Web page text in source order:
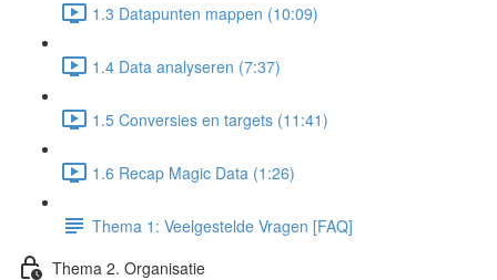
1.3 Datapunten mappen (10:09)
1.4 Data analyseren (7:37)
1.5 Conversies en targets (11:41)
1.6 Recap Magic Data (1:26)
Thema 1: Veelgestelde Vragen [FAQ]
Thema 2. Organisatie